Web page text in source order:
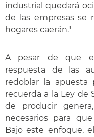
industrial quedará
de las empresas se
hogares caerán."
A pesar de que
respuesta de las
redoblar la apuesta
recuerda a la Ley de
de producir
necesarios para
Bajo este enfoque,